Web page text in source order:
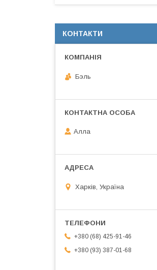
КОНТАКТИ
Бэль
Алла
Харків, Україна
+380 (68) 425-91-46
+380 (93) 387-01-68